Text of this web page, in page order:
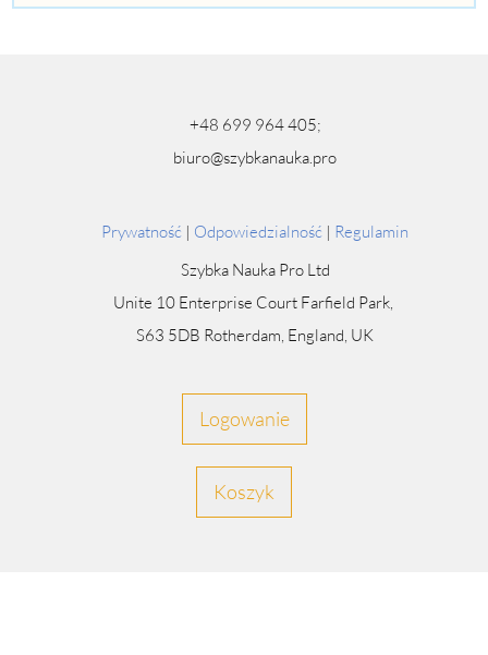
+48 699 964 405;
biuro@szybkanauka.pro
Prywatność | Odpowiedzialność | Regulamin
Szybka Nauka Pro Ltd
Unite 10 Enterprise Court Farfield Park,
S63 5DB Rotherdam, England, UK
Logowanie
Koszyk